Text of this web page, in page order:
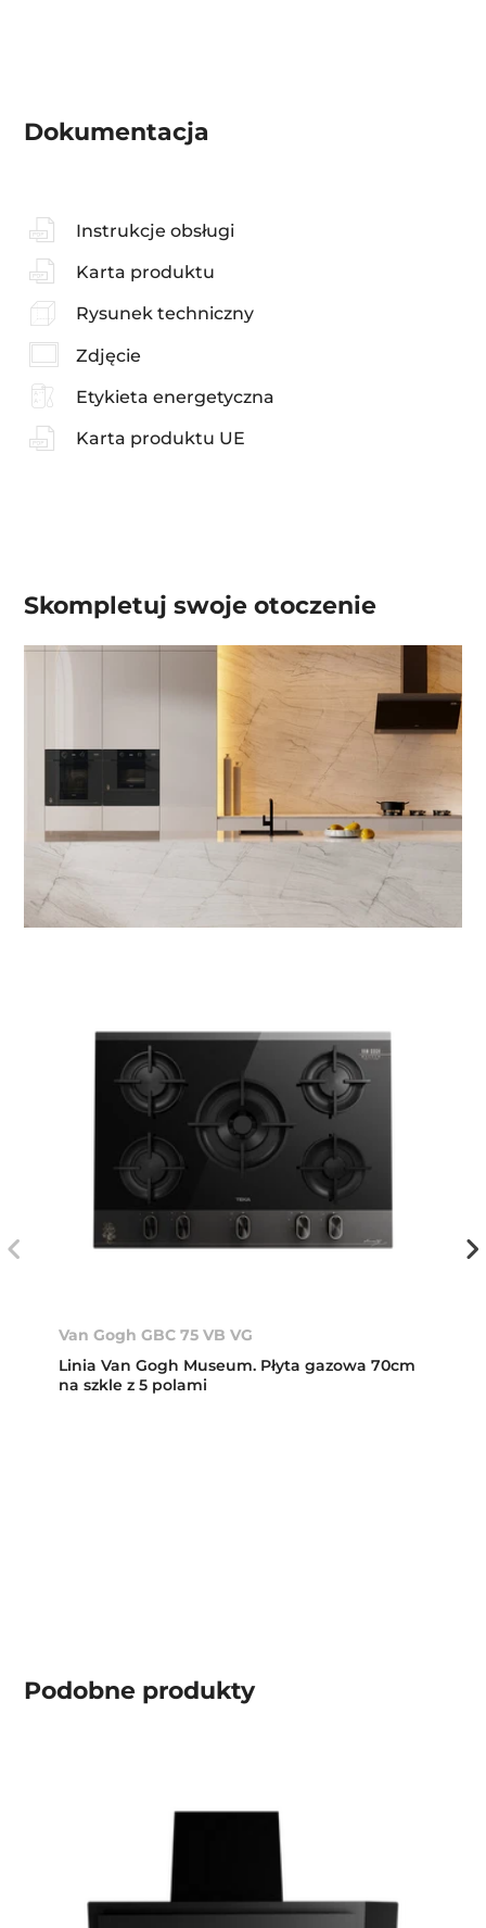
Dokumentacja
Instrukcje obsługi
Karta produktu
Rysunek techniczny
Zdjęcie
Etykieta energetyczna
Karta produktu UE
Skompletuj swojeotoczenie
Van Gogh GBC 75 VB VG
Linia Van Gogh Museum. Płyta gazowa 70cm
na szkle z 5 polami
Podobne produkty